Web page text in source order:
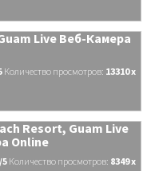
Live Веб-Камера
количество просмотров: 13310 x
Resort, Guam Live
Online
3/5 количество просмотров: 8349 x